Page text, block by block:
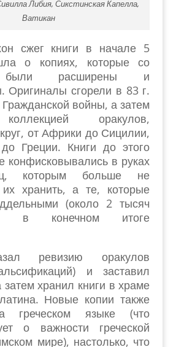
Либия, Сикстинская Капелла,
Ватикан
сжег книги в начале 5
о копиях, которые со
были расширены и
Оригиналы сгорели в 83 г.
войны, а затем
оракулов,
от Африки до Сицилии,
Греции. Книги до этого
конфисковывались в руках
которым больше не
их хранить, а те, которые
(около 2 тысяч
в конечном итоге
ревизию оракулов
и заставил
затем хранил книги в храме
Новые копии также
греческом языке (что
о важности греческой
мире), настолько, что